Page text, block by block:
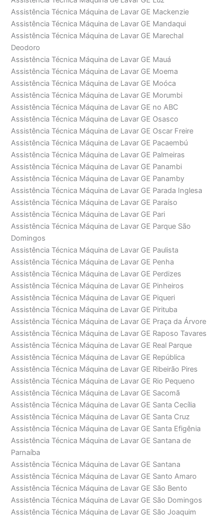
Assistência Técnica Máquina de Lavar GE Mackenzie
Assistência Técnica Máquina de Lavar GE Mandaqui
Assistência Técnica Máquina de Lavar GE Marechal
Deodoro
Assistência Técnica Máquina de Lavar GE Mauá
Assistência Técnica Máquina de Lavar GE Moema
Assistência Técnica Máquina de Lavar GE Moóca
Assistência Técnica Máquina de Lavar GE Morumbi
Assistência Técnica Máquina de Lavar GE no ABC
Assistência Técnica Máquina de Lavar GE Osasco
Assistência Técnica Máquina de Lavar GE Oscar Freire
Assistência Técnica Máquina de Lavar GE Pacaembú
Assistência Técnica Máquina de Lavar GE Palmeiras
Assistência Técnica Máquina de Lavar GE Panambi
Assistência Técnica Máquina de Lavar GE Panamby
Assistência Técnica Máquina de Lavar GE Parada Inglesa
Assistência Técnica Máquina de Lavar GE Paraíso
Assistência Técnica Máquina de Lavar GE Pari
Assistência Técnica Máquina de Lavar GE Parque São
Domingos
Assistência Técnica Máquina de Lavar GE Paulista
Assistência Técnica Máquina de Lavar GE Penha
Assistência Técnica Máquina de Lavar GE Perdizes
Assistência Técnica Máquina de Lavar GE Pinheiros
Assistência Técnica Máquina de Lavar GE Piqueri
Assistência Técnica Máquina de Lavar GE Pirituba
Assistência Técnica Máquina de Lavar GE Praça da Árvore
Assistência Técnica Máquina de Lavar GE Raposo Tavares
Assistência Técnica Máquina de Lavar GE Real Parque
Assistência Técnica Máquina de Lavar GE República
Assistência Técnica Máquina de Lavar GE Ribeirão Pires
Assistência Técnica Máquina de Lavar GE Rio Pequeno
Assistência Técnica Máquina de Lavar GE Sacomã
Assistência Técnica Máquina de Lavar GE Santa Cecília
Assistência Técnica Máquina de Lavar GE Santa Cruz
Assistência Técnica Máquina de Lavar GE Santa Efigênia
Assistência Técnica Máquina de Lavar GE Santana de
Parnaíba
Assistência Técnica Máquina de Lavar GE Santana
Assistência Técnica Máquina de Lavar GE Santo Amaro
Assistência Técnica Máquina de Lavar GE São Bento
Assistência Técnica Máquina de Lavar GE São Domingos
Assistência Técnica Máquina de Lavar GE São Joaquim